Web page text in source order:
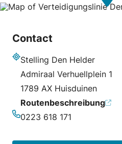
Contact
Stelling Den Helder
Admiraal Verhuellplein 1
1789 AX Huisduinen
Routenbeschreibung
0223 618 171